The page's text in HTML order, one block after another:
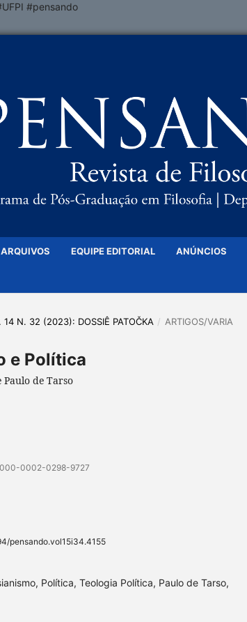
#pensando
ARQUIVOS EQUIPE EDITORIAL ANÚNCIOS
14 N. 32 (2023): DOSSIÊ PATOČKA / ARTIGOS/VARIA
e Política
Paulo de Tarso
0002-0298-9727
pensando.vol15i34.4155
Política, Teologia Política, Paulo de Tarso,